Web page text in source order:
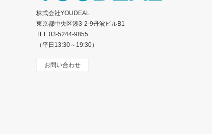
株式会社YOUDEAL
東京都中央区湊3-2-9丹波ビルB1
TEL 03-5244-9855
（平日13:30～19:30）
お問い合わせ